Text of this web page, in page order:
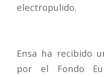
electropulido.
Ensa ha recibido
por el Fondo